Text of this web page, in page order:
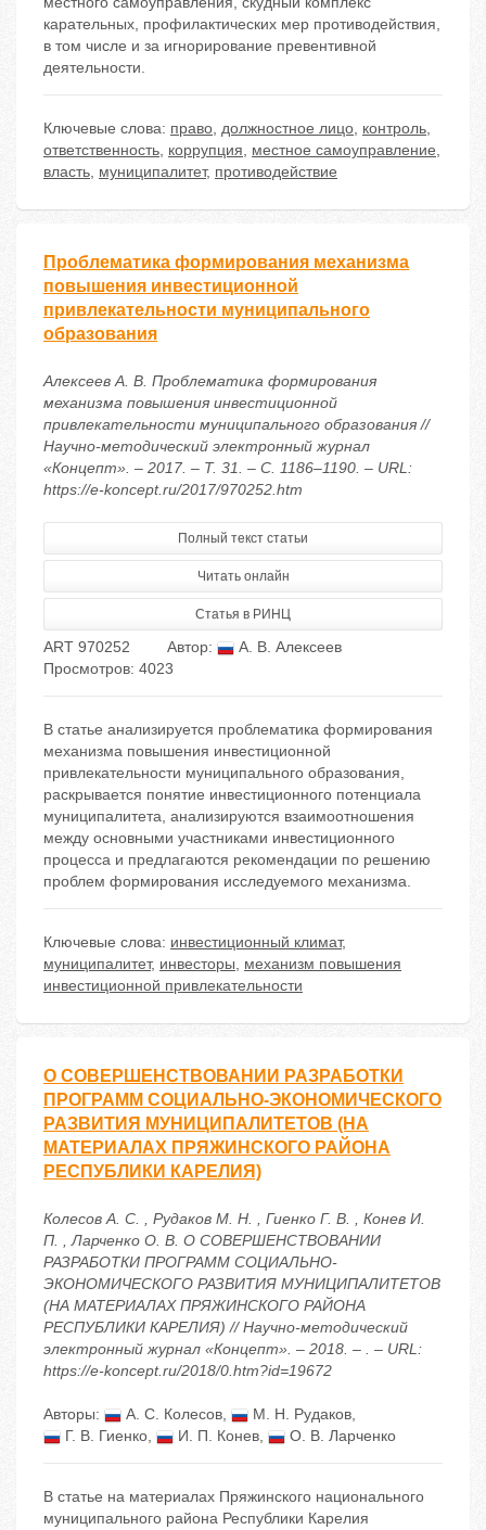
карательных, профилактических мер противодействия,
в том числе и за игнорирование превентивной
деятельности.
Ключевые слова: право, должностное лицо, контроль,
ответственность, коррупция, местное самоуправление,
власть, муниципалитет, противодействие
Проблематика формирования механизма
повышения инвестиционной
привлекательности муниципального
образования
Алексеев А. В. Проблематика формирования
механизма повышения инвестиционной
привлекательности муниципального образования //
Научно-методический электронный журнал
«Концепт». – 2017. – Т. 31. – С. 1186–1190. – URL:
https://e-koncept.ru/2017/970252.htm
Полный текст статьи
Читать онлайн
Статья в РИНЦ
ART 970252 Автор:
А. В. Алексеев
Просмотров: 4023
В статье анализируется проблематика формирования
механизма повышения инвестиционной
привлекательности муниципального образования,
раскрывается понятие инвестиционного потенциала
муниципалитета, анализируются взаимоотношения
между основными участниками инвестиционного
процесса и предлагаются рекомендации по решению
проблем формирования исследуемого механизма.
Ключевые слова: инвестиционный климат,
муниципалитет, инвесторы, механизм повышения
инвестиционной привлекательности
О СОВЕРШЕНСТВОВАНИИ РАЗРАБОТКИ
ПРОГРАММ СОЦИАЛЬНО-ЭКОНОМИЧЕСКОГО
РАЗВИТИЯ МУНИЦИПАЛИТЕТОВ (НА
МАТЕРИАЛАХ ПРЯЖИНСКОГО РАЙОНА
РЕСПУБЛИКИ КАРЕЛИЯ)
Колесов А. С. , Рудаков М. Н. , Гиенко Г. В. , Конев И.
П. , Ларченко О. В. О СОВЕРШЕНСТВОВАНИИ
РАЗРАБОТКИ ПРОГРАММ СОЦИАЛЬНО-
ЭКОНОМИЧЕСКОГО РАЗВИТИЯ МУНИЦИПАЛИТЕТОВ
(НА МАТЕРИАЛАХ ПРЯЖИНСКОГО РАЙОНА
РЕСПУБЛИКИ КАРЕЛИЯ) // Научно-методический
электронный журнал «Концепт». – 2018. – . – URL:
https://e-koncept.ru/2018/0.htm?id=19672
Авторы: А. С. Колесов, М. Н. Рудаков,
Г. В. Гиенко, И. П. Конев, О. В. Ларченко
В статье на материалах Пряжинского национального
муниципального района Республики Карелия